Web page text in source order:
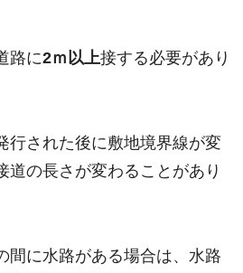
路に2ｍ以上接する必要があり
行された後に敷地境界線が変
道の長さが変わることがあり
間に水路がある場合は、水路